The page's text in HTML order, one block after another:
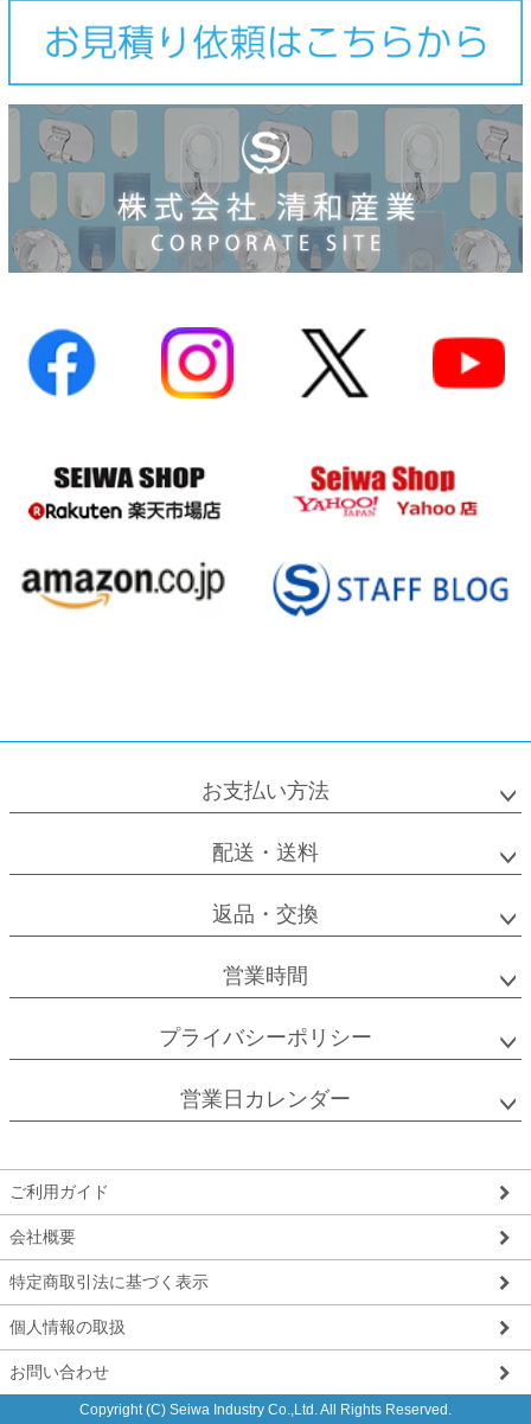
お支払い方法
配送・送料
返品・交換
営業時間
プライバシーポリシー
営業日カレンダー
ご利用ガイド
会社概要
特定商取引法に基づく表示
個人情報の取扱
お問い合わせ
Copyright (C) Seiwa Industry Co.,Ltd. All Rights Reserved.